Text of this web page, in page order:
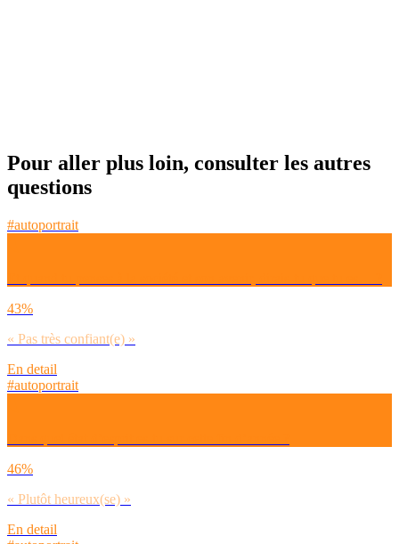
Pour aller plus loin, consulter les autres
questions
#autoportrait
43%
« Pas très confiant(e) »
En detail
#autoportrait
46%
« Plutôt heureux(se) »
En detail